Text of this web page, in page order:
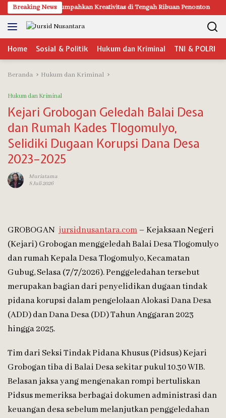
Langsung
ke
konten
Breaking News
Kecamatan Tumpahkan Kreativitas di Tengah Ribuan Penonton
Home Sosial & Politik Hukum dan Kriminal TNI & POLRI
Beranda Hukum dan Kriminal
Hukum dan Kriminal
Kejari Grobogan Geledah Balai Desa
dan Rumah Kades Tlogomulyo,
Selidiki Dugaan Korupsi Dana Desa
2023–2025
Muriatama
8 Juli 2026
GROBOGAN jursidnusantara.com– Kejaksaan Negeri
(Kejari) Grobogan menggeledah Balai Desa Tlogomulyo
dan rumah Kepala Desa Tlogomulyo, Kecamatan
Gubug, Selasa (7/7/2026). Penggeledahan tersebut
merupakan bagian dari penyelidikan dugaan tindak
pidana korupsi dalam pengelolaan Alokasi Dana Desa
(ADD) dan Dana Desa (DD) Tahun Anggaran 2023
hingga 2025.
Tim dari Seksi Tindak Pidana Khusus (Pidsus) Kejari
Grobogan tiba di Balai Desa sekitar pukul 10.30 WIB.
Belasan jaksa yang mengenakan rompi bertuliskan
Pidsus memeriksa berbagai dokumen administrasi dan
keuangan desa sebelum melanjutkan penggeledahan